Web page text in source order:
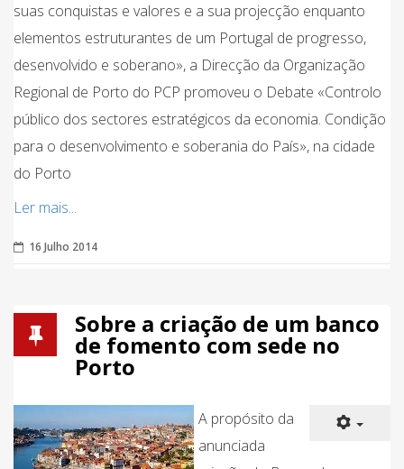
suas conquistas e valores e a sua projecção enquanto
elementos estruturantes de um Portugal de progresso,
desenvolvido e soberano», a Direcção da Organização
Regional de Porto do PCP promoveu o Debate «Controlo
público dos sectores estratégicos da economia. Condição
para o desenvolvimento e soberania do País», na cidade
do Porto
Ler mais...
16 Julho 2014
Sobre a criação de um banco
de fomento com sede no
Porto
A propósito da
anunciada